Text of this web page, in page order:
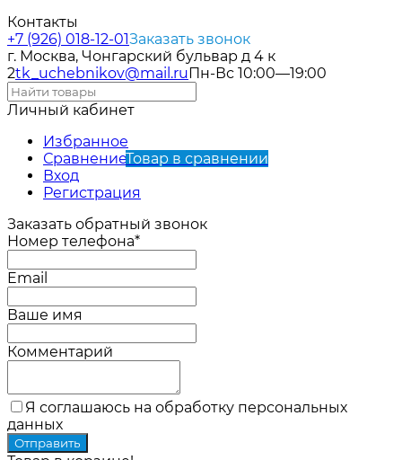
Контакты
+7 (926) 018-12-01Заказать звонок
г. Москва, Чонгарский бульвар д 4 к
2tk_uchebnikov@mail.ruПн-Вс 10:00—19:00
Личный кабинет
Избранное
СравнениеТовар в сравнении
Вход
Регистрация
Заказать обратный звонок
Номер телефона*
Email
Ваше имя
Комментарий
Я соглашаюсь на обработку персональных
данных